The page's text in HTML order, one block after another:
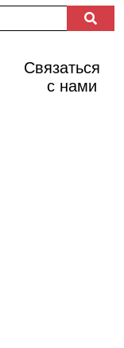
Связаться
с нами